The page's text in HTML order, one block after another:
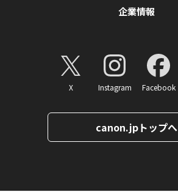
企業情報
X Instagram Facebook
canon.jpトップへ